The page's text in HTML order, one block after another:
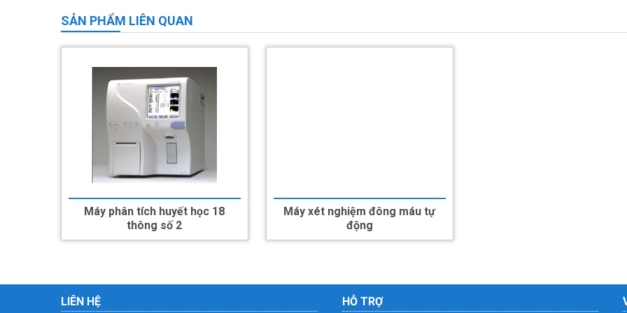
SẢN PHẨM LIÊN QUAN
Máy phân tích huyết học 18
thông số 2
Máy xét nghiệm đông máu tự
động
LIÊN HỆ HỖ TRỢ